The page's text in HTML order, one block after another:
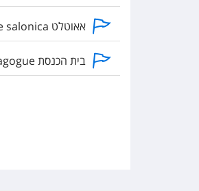
אאוטלט one salonica
בית הכנסת Monastirioton Synagogue